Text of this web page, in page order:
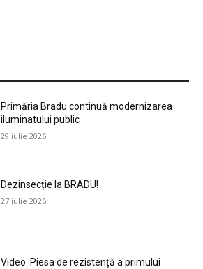
Primăria Bradu continuă modernizarea
iluminatului public
29 iulie 2026
Dezinsecție la BRADU!
27 iulie 2026
Video. Piesa de rezistență a primului